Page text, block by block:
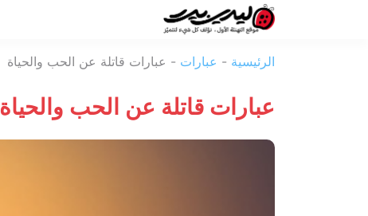
بيرد
الرئيسية - عبارات - عبارات قاتلة عن الحب والحياة
عبارات قاتلة عن الحب والحياة